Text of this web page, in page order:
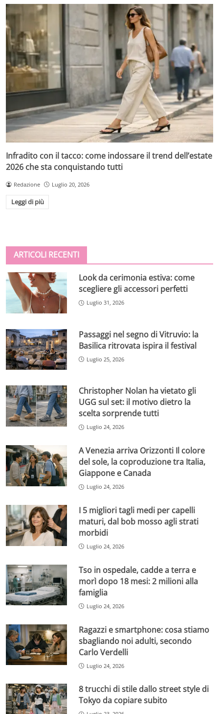
Infradito con il tacco: come indossare il trend dell’estate
2026 che sta conquistando tutti
Redazione Luglio 20, 2026
Leggi di più
ARTICOLI RECENTI
Look da cerimonia estiva: come
scegliere gli accessori perfetti
Luglio 31, 2026
Passaggi nel segno di Vitruvio: la
Basilica ritrovata ispira il festival
Luglio 25, 2026
Christopher Nolan ha vietato gli
UGG sul set: il motivo dietro la
scelta sorprende tutti
Luglio 24, 2026
A Venezia arriva Orizzonti Il colore
del sole, la coproduzione tra Italia,
Giappone e Canada
Luglio 24, 2026
I 5 migliori tagli medi per capelli
maturi, dal bob mosso agli strati
morbidi
Luglio 24, 2026
Tso in ospedale, cadde a terra e
morì dopo 18 mesi: 2 milioni alla
famiglia
Luglio 24, 2026
Ragazzi e smartphone: cosa stiamo
sbagliando noi adulti, secondo
Carlo Verdelli
Luglio 24, 2026
8 trucchi di stile dallo street style di
Tokyo da copiare subito